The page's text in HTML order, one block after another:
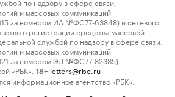
по надзору в сфере связи,
и массовых коммуникаций
за номером ИА №ФС77-63848) и сетевого
о регистрации средства массовой
службой по надзору в сфере связи,
и массовых коммуникаций
за номером ЭЛ №ФС77-82385)
«РБК».
18+ letters@rbc.ru
информационное агентство «РБК».